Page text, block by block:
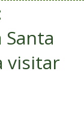
visitar